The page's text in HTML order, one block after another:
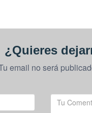
¿Quieres
email no será